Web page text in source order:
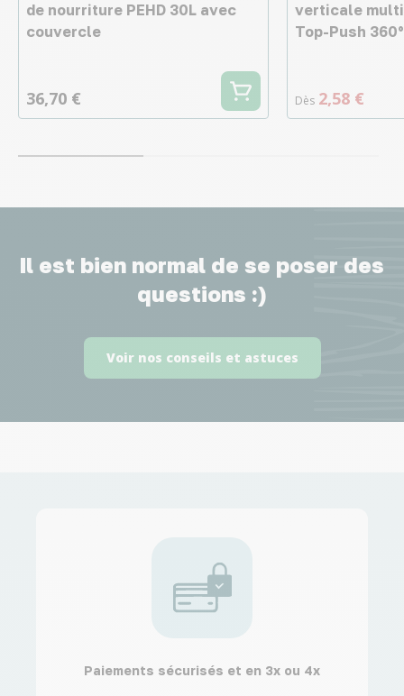
de nourriture PEHD 30L avec
couvercle
36,70 €
verticale
Top-Push
Dès 2,58 €
Il est bien normal de se poser des
questions :)
Voir nos conseils et astuces
Paiements sécurisés et en 3x ou 4x